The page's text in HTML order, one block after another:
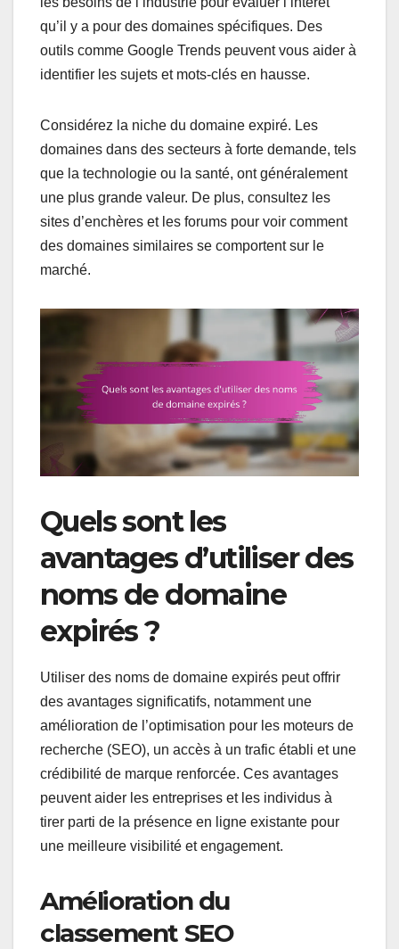
qu’il y a pour des domaines spécifiques. Des
outils comme Google Trends peuvent vous aider à
identifier les sujets et mots-clés en hausse.
Considérez la niche du domaine expiré. Les
domaines dans des secteurs à forte demande, tels
que la technologie ou la santé, ont généralement
une plus grande valeur. De plus, consultez les
sites d’enchères et les forums pour voir comment
des domaines similaires se comportent sur le
marché.
Quels sont les
avantages d’utiliser des
noms de domaine
expirés ?
Utiliser des noms de domaine expirés peut offrir
des avantages significatifs, notamment une
amélioration de l’optimisation pour les moteurs de
recherche (SEO), un accès à un trafic établi et une
crédibilité de marque renforcée. Ces avantages
peuvent aider les entreprises et les individus à
tirer parti de la présence en ligne existante pour
une meilleure visibilité et engagement.
Amélioration du
classement SEO